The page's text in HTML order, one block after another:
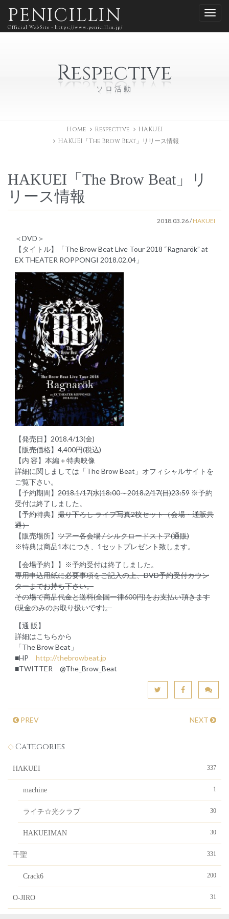
PENICILLIN
Official WebSite - https://www.penicillin.jp/
Respective
ソロ活動
Home Respective
HAKUEI
HAKUEI「The Brow Beat」リリース情報
HAKUEI「The Brow Beat」リ
リース情報
2018.03.26/HAKUEI
＜DVD＞
【タイトル】「The Brow Beat Live Tour 2018 “Ragnarök” at
EX THEATER ROPPONGI 2018.02.04」
【発売日】2018.4/13(金)
【販売価格】4,400円(税込)
【内 容】本編＋特典映像
詳細に関しましては「The Brow Beat」オフィシャルサイトを
ご覧下さい。
【予約期間】 2018.1/17(水)18:00～2018.2/17(日)23:59 ※予約
受付は終了しました。
【予約特典】 撮り下ろし ライブ写真2枚セット（会場・通販共
通）
【販売場所】 ツアー各会場 / シルクロードストア(通販)
※特典は商品1本につき、1セットプレゼント致します。
【会場予約】】※予約受付は終了しました。
専用申込用紙に必要事項をご記入の上、DVD予約受付カウン
ターまでお持ち下さい。
その場で商品代金と送料(全国一律600円)をお支払い頂きます
(現金のみのお取り扱いです)。
【通 販】
詳細はこちらから
「The Brow Beat」
■HP http://thebrowbeat.jp
■TWITTER @The_Brow_Beat
PREV NEXT
Categories
HAKUEI 337
machine 1
ライチ☆光クラブ 30
HAKUEIMAN 30
千聖 331
Crack6 200
O-JIRO 31